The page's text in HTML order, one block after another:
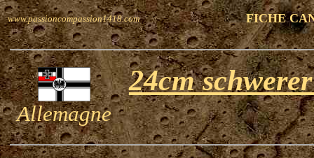
www.passioncompassion1418.com FICHE
Allemagne
24cm